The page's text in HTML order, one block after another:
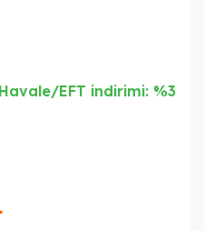
Havale/EFT indirimi: %3